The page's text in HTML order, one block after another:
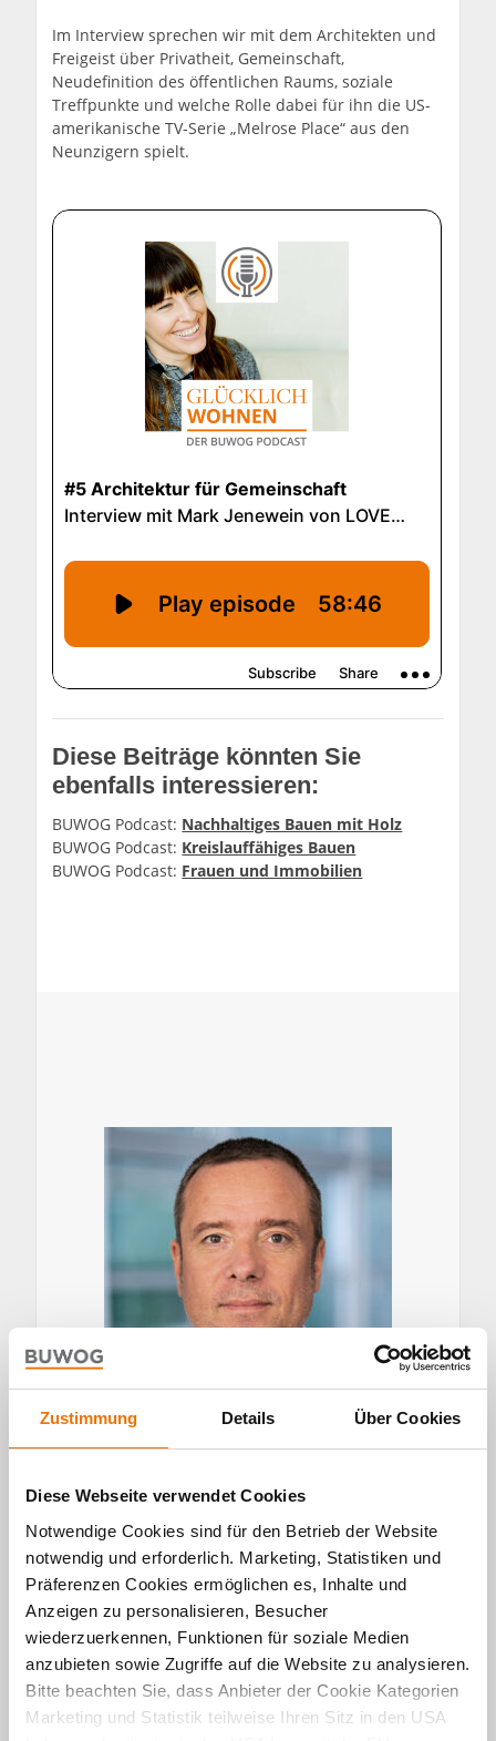
Zustimmung Details Über Cookies
Diese Webseite verwendet Cookies
Notwendige Cookies sind für den Betrieb der Website
notwendig und erforderlich. Marketing, Statistiken und
Präferenzen Cookies ermöglichen es, Inhalte und
Anzeigen zu personalisieren, Besucher
wiederzuerkennen, Funktionen für soziale Medien
anzubieten sowie Zugriffe auf die Website zu analysieren.
Bitte beachten Sie, dass Anbieter der Cookie Kategorien
Marketing und Statistik teilweise Ihren Sitz in den USA
Im Interview sprechen wir mit dem Architekten und
Freigeist über Privatheit, Gemeinschaft,
Neudefinition des öffentlichen Raums, soziale
Treffpunkte und welche Rolle dabei für ihn die US-
amerikanische TV-Serie „Melrose Place“ aus den
Neunzigern spielt.
Diese Beiträge könnten Sie
ebenfalls interessieren:
BUWOG Podcast: Nachhaltiges Bauen mit Holz
BUWOG Podcast: Kreislauffähiges Bauen
BUWOG Podcast: Frauen und Immobilien
Über den Autor
Torsten Hahn
ZUM
PROFIL
VON
TORSTEN
HAHN
ALLE
BEITRÄGE
VON
TORSTEN
HAHN